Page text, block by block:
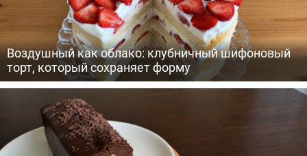
Воздушный как облако: клубничный шифоновый
торт, который сохраняет форму